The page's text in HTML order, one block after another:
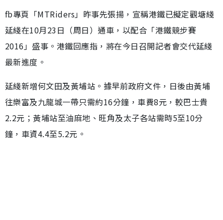
fb專頁「MTRiders」昨事先張揚，宣稱港鐵已擬定觀塘綫
延綫在10月23日（周日）通車，以配合「港鐵競步賽
2016」盛事。港鐵回應指，將在今日召開記者會交代延綫
最新進度。
延綫新增何文田及黃埔站。據早前政府文件，日後由黃埔
往樂富及九龍城一帶只需約16分鐘，車費8元，較巴士貴
2.2元；黃埔站至油麻地、旺角及太子各站需時5至10分
鐘，車資4.4至5.2元。